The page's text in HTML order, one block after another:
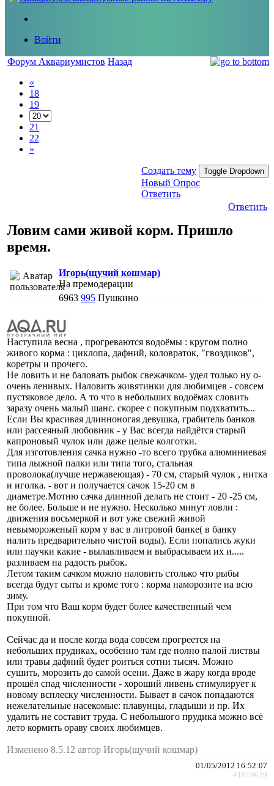
Войти
Форум Аквариумистов Назад
«
18
19
21
22
»
Создать тему Toggle Dropdown
Новый Опрос
Ответить
Ответить
Ловим сами живой корм. Пришло
время.
Игорь(щучий кошмар)
На премодерации
6963 995 Пушкино
Наступила весна , прогреваются водоёмы : кругом полно
живого корма : циклопа, дафний, коловраток, "гвоздиков",
коретры и прочего.
Не ловить и не баловать рыбок свежачком- удел только ну о-
очень ленивых. Наловить живятинки для любимцев - совсем
пустяковое дело. А то что в небольших водоёмах словить
заразу очень малый шанс. скорее с покупным подхватить...
Если Вы красивая длинноногая девушка, грабитель банков
или рассеяный любовник - у Вас всегда найдётся старый
капроновый чулок или даже целые колготки.
Для изготовления сачка нужно -то всего трубка алюминиевая
типа лыжной палки или типа того, стальная
проволока(лучше нержавеющая) - 70 см, старый чулок , нитка
и иголка. - вот и получается сачок 15-20 см в
диаметре.Мотню сачка длинной делать не стоит - 20 -25 см,
не более. Больше и не нужно. Несколько минут ловли :
движения восьмеркой и вот уже свежий живой
невымороженый корм у вас в литровой банке( в банку
налить предварительно чистой воды). Если попались жуки
или паучки какие - вылавливаем и выбрасываем их и.....
разливаем на радость рыбок.
Летом таким сачком можно наловить столько что рыбы
всегда будут сыты и кроме того : корма наморозите на всю
зиму.
При том что Ваш корм будет более качественный чем
покупной.
Сейчас да и после когда вода совсем прогреется на
небольших прудиках, особенно там где полно палой листвы
или травы дафний будет роиться сотни тысяч. Можно
сушить, морозить до самой осени. Даже в жару когда вроде
прошёл спад численности - хороший ливень стимулирует к
новому всплеску численности. Бывает в сачок попадаются
нежелательные насекомые: плавунцы, гладыши и пр. Их
удалить не составит труда. С небольшого прудика можно всё
лето кормить ораву своих любимцев.
Изменено 8.5.12 автор Игорь(щучий кошмар)
01/05/2012 16:52:07
#1619629